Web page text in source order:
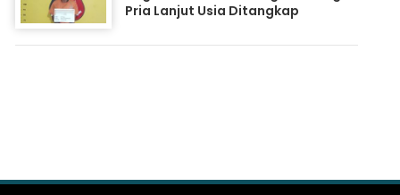
Pria Lanjut Usia Ditangkap